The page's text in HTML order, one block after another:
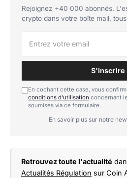
Rejoignez +40 000 abonnés.
crypto dans votre boîte mail,
S'inscrire
En cochant cette case, vous
conditions d'utilisation concernant
soumises via ce formulaire.
En savoir plus sur notre
Retrouvez toute l'actualité
Actualités Régulation sur Coin